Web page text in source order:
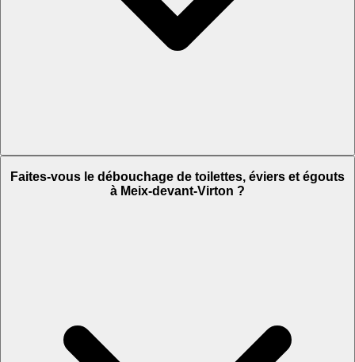
Faites-vous le débouchage de toilettes, éviers et égouts
à Meix-devant-Virton ?